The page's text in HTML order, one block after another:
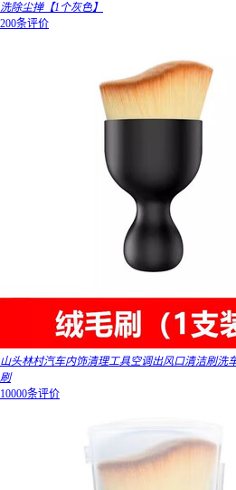
洗除尘掸【1个灰色】
200条评价
山头林村汽车内饰清理工具空调出风口清洁刷洗
刷
10000条评价